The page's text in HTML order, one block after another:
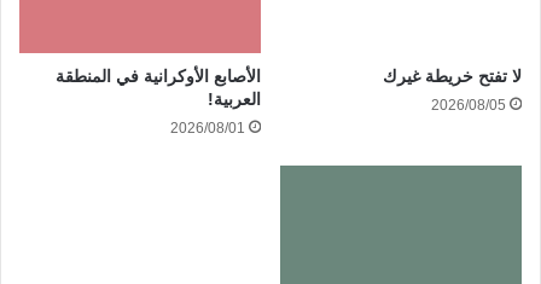
لا تفتح خريطة غيرك
2026/08/05
الأصابع الأوكرانية في المنطقة
العربية!
2026/08/01